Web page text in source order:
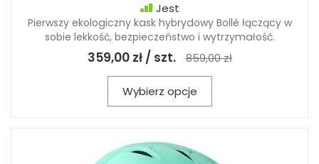
Jest
Pierwszy ekologiczny kask hybrydowy Bollé łączący w
sobie lekkość, bezpieczeństwo i wytrzymałość.
359,00 zł / szt. 859,00 zł
Wybierz opcje